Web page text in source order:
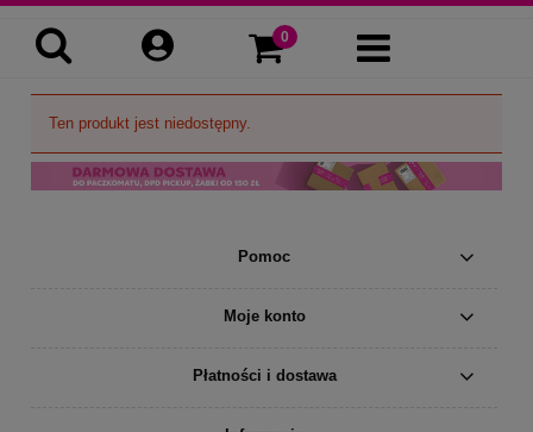
Ten produkt jest niedostępny.
Pomoc
Moje konto
Płatności i dostawa